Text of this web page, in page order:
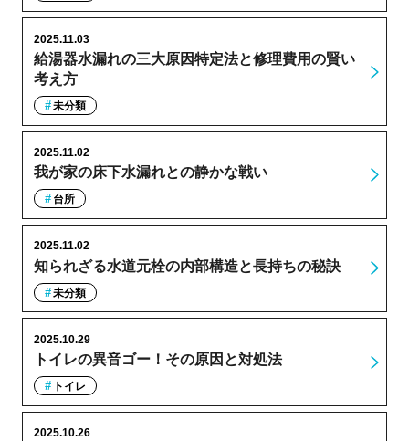
給湯器水漏れの三大原因特定法と修理費用の賢い
考え方
2025.11.03
未分類
我が家の床下水漏れとの静かな戦い
2025.11.02
台所
知られざる水道元栓の内部構造と長持ちの秘訣
2025.11.02
未分類
トイレの異音ゴー！その原因と対処法
2025.10.29
トイレ
2025.10.26